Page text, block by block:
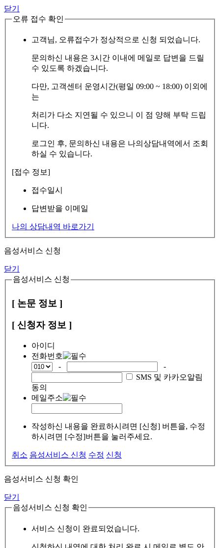
닫기
오류 접수 확인
고객님, 오류접수가 정상적으로 신청 되었습니다.
문의하신 내용은 3시간 이내에 메일로 답변을 드릴
수 있도록 하겠습니다.
다만, 고객센터 운영시간(평일 09:00 ~ 18:00) 이외에
는
처리가 다소 지연될 수 있으니 이 점 양해 부탁 드립
니다.
로그인 후, 문의하신 내용은 나의상담내역에서 조회
하실 수 있습니다.
[접수 정보]
접수일시
답변받을 이메일
나의 상담내역 바로가기
음성서비스 신청
닫기
음성서비스 신청
[ 논문 정보 ]
[ 신청자 정보 ]
아이디
전화번호
-
-
SMS 및 카카오알림
동의
메일주소
작성하신 내용을 완료하시려면 [신청] 버튼을, 수정
하시려면 [수정]버튼을 눌러주세요.
취소 음성서비스 신청 수정 신청
음성서비스 신청 확인
닫기
음성서비스 신청 확인
서비스 신청이 완료되었습니다.